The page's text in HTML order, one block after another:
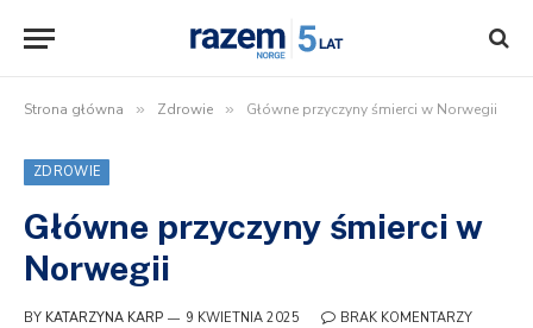
Strona główna » Zdrowie » Główne przyczyny śmierci w Norwegii
ZDROWIE
Główne przyczyny śmierci w
Norwegii
BY KATARZYNA KARP 9 KWIETNIA 2025
BRAK KOMENTARZY